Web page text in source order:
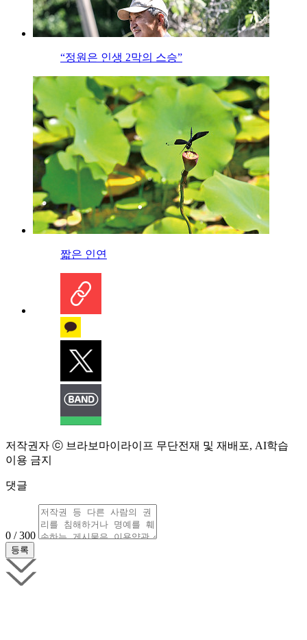
“정원은 인생 2막의 스승”
짧은 인연
저작권자 ⓒ 브라보마이라이프 무단전재 및 재배포, AI학습
이용 금지
댓글
0 / 300